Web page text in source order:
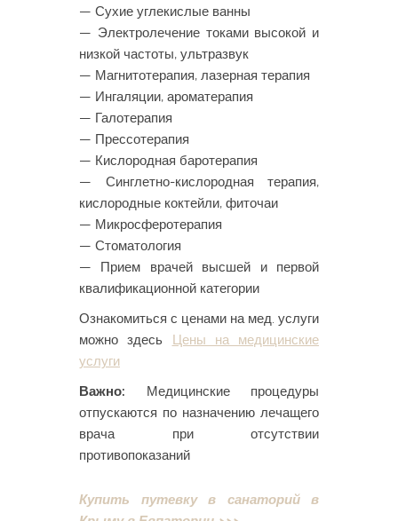
— Сухие углекислые ванны
— Электролечение токами высокой и
низкой частоты, ультразвук
— Магнитотерапия, лазерная терапия
— Ингаляции, ароматерапия
— Галотерапия
— Прессотерапия
— Кислородная баротерапия
— Синглетно-кислородная терапия,
кислородные коктейли, фиточаи
— Микросферотерапия
— Стоматология
— Прием врачей высшей и первой
квалификационной категории
Ознакомиться с ценами на мед. услуги
можно здесь Цены на медицинские
услуги
Важно: Медицинские процедуры
отпускаются по назначению лечащего
врача при отсутствии
противопоказаний
Купить путевку в санаторий в